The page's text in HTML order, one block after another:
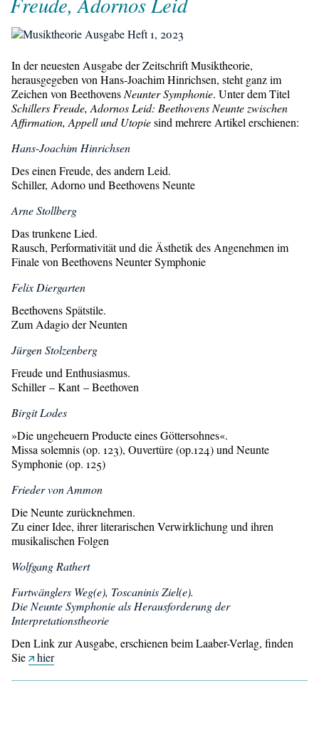
In der neuesten Ausgabe der Zeitschrift Musiktheorie,
herausgegeben von Hans-Joachim Hinrichsen, steht ganz im
Zeichen von BeethovensNeunter Symphonie. Unter dem Titel
Schillers Freude, Adornos Leid: Beethovens Neunte zwischen
Affirmation, Appell und Utopiesind mehrere Artikel erschienen:
Hans-Joachim Hinrichsen
Des einen Freude, des andern Leid.
Schiller, Adorno und Beethovens Neunte
Arne Stollberg
Das trunkene Lied.
Rausch, Performativität und die Ästhetik des Angenehmen im
Finale von Beethovens Neunter Symphonie
Felix Diergarten
Beethovens Spätstile.
Zum Adagio der Neunten
Jürgen Stolzenberg
Freude und Enthusiasmus.
Schiller – Kant – Beethoven
Birgit Lodes
»Die ungeheuern Producte eines Göttersohnes«.
Missa solemnis (op. 123), Ouvertüre (op.124) und Neunte
Symphonie (op. 125)
Frieder von Ammon
Die Neunte zurücknehmen.
Zu einer Idee, ihrer literarischen Verwirklichung und ihren
musikalischen Folgen
Wolfgang Rathert
Furtwänglers Weg(e), Toscaninis Ziel(e).
Die Neunte Symphonie als Herausforderung der
Interpretationstheorie
Den Link zur Ausgabe, erschienen beim Laaber-Verlag, finden
Sie
hier